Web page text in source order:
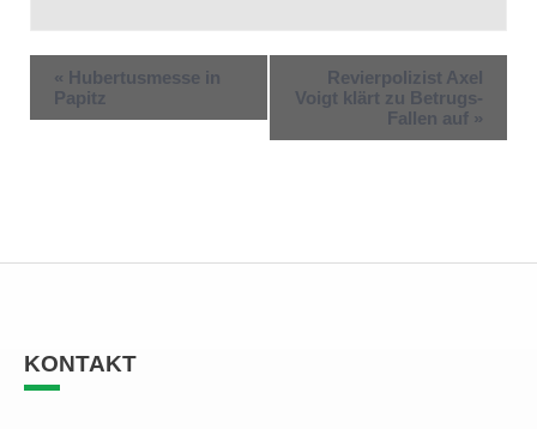
« Hubertusmesse in
Papitz
Revierpolizist Axel
Voigt klärt zu Betrugs-
Fallen auf »
KONTAKT